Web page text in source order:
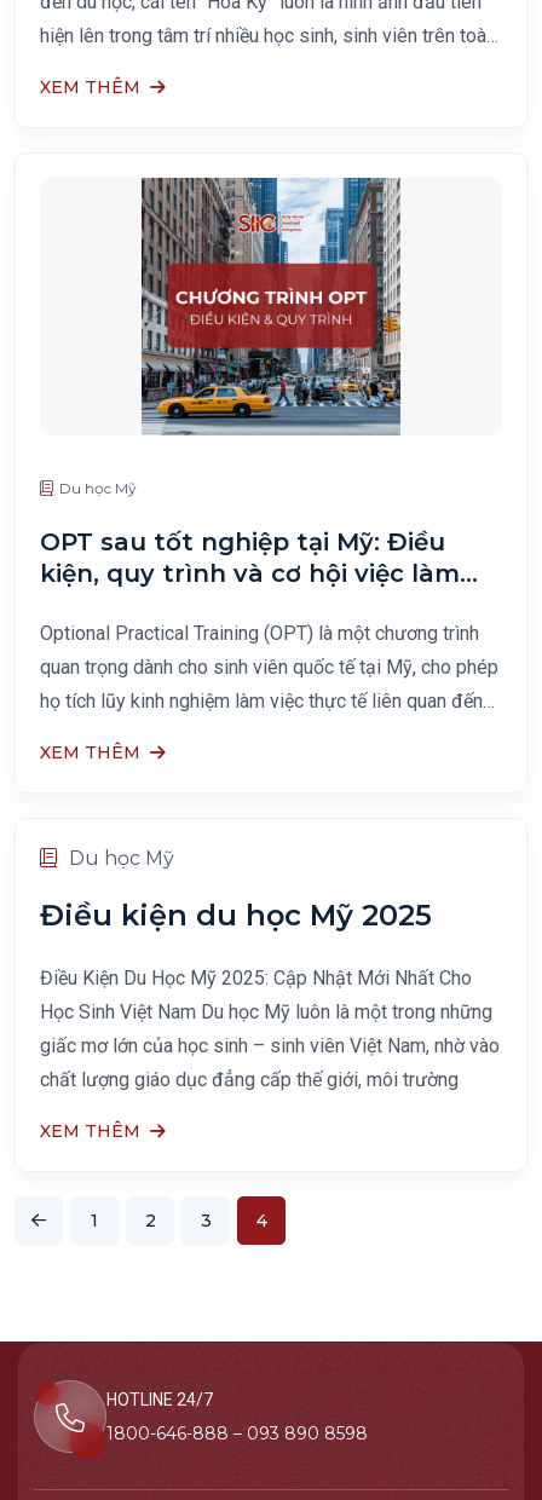
hiện lên trong tâm trí nhiều học sinh, sinh viên trên toàn
XEM THÊM
Du học Mỹ
OPT sau tốt nghiệp tại Mỹ: Điều
kiện, quy trình và cơ hội việc làm
Optional Practical Training (OPT) là một chương trình
quan trọng dành cho sinh viên quốc tế tại Mỹ, cho phép
họ tích lũy kinh nghiệm làm việc thực tế liên quan đến
XEM THÊM
Du học Mỹ
Điều kiện du học Mỹ 2025
Điều Kiện Du Học Mỹ 2025: Cập Nhật Mới Nhất Cho
Học Sinh Việt Nam Du học Mỹ luôn là một trong những
giấc mơ lớn của học sinh – sinh viên Việt Nam, nhờ vào
chất lượng giáo dục đẳng cấp thế giới, môi trường
XEM THÊM
1 2 3 4
HOTLINE 24/7
1800-646-888 – 093 890 8598